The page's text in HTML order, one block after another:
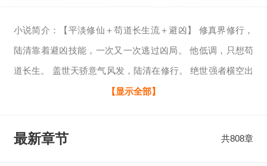
小说简介：【平淡修仙＋苟道长生流＋避凶】 修真界修行，
陆清靠着避凶技能，一次又一次逃过凶局。 他低调，只想苟
道长生。 盖世天骄意气风发，陆清在修行。 绝世强者横空出
世，陆清还是在修行。 后来，同时期的天之骄子，盖世妖
永远慢我一步。 ——他如是说。苟道：这才叫悟性逆天全文
【显示全部】
最新章节 共808章